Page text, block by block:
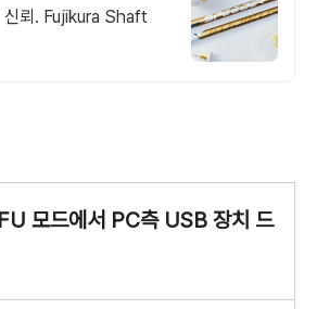
신뢰. Fujikura Shaft
모드에서 PC측 USB 장치 드